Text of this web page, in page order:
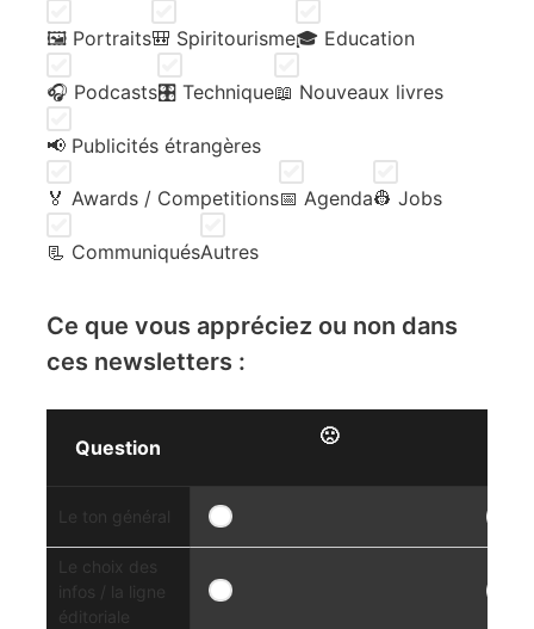
🖼️ Portraits🎒 Spiritourisme🎓 Education
🎧 Podcasts🎛️ Technique📖 Nouveaux livres
📢 Publicités étrangères
🏅 Awards / Competitions📅 Agenda👷 Jobs
📃 CommuniquésAutres
Ce que vous appréciez ou non dans
ces newsletters :
Question 🙁
Le ton général
Le choix des
infos / la ligne
éditoriale